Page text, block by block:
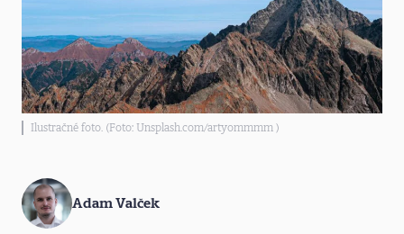
Ilustračné foto. (Foto: Unsplash.com/artyommmm )
Adam Valček